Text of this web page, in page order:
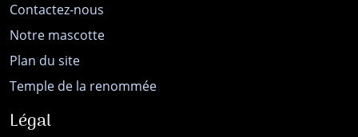
Contactez-nous
Notre mascotte
Plan du site
Temple de la renommée
Légal